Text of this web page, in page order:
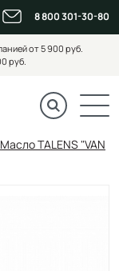
8 800 301-30-80
от 5 900 руб.
руб.
Масло TALENS "VAN